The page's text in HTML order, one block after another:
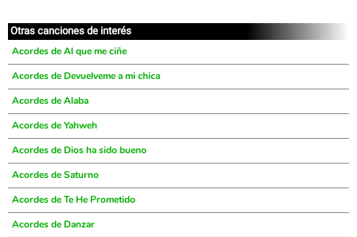
Otras canciones de interés
Acordes de Al que me ciñe
Acordes de Devuelveme a mi chica
Acordes de Alaba
Acordes de Yahweh
Acordes de Dios ha sido bueno
Acordes de Saturno
Acordes de Te He Prometido
Acordes de Danzar